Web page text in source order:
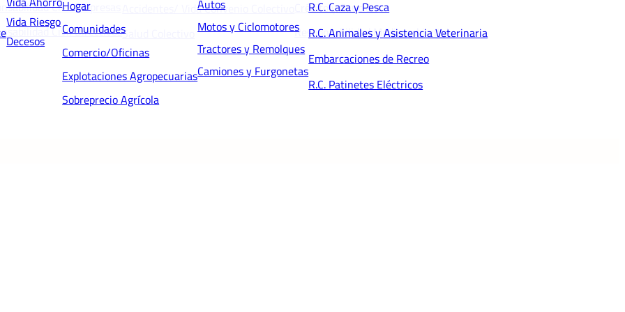
Civil Empresas
Civil Directivos
Accidentes/ Vida Convenio Colectivo
Salud Colectivo
Crédito y Caución
Responsabilidad Medioambiental
Vida Riesgo
Decesos
Hogar
Comunidades
Comercio/Oficinas
Explotaciones Agropecuarias
Sobreprecio Agrícola
Autos
Motos y Ciclomotores
Tractores y Remolques
Camiones y Furgonetas
R.C. Caza y Pesca
R.C. Animales y Asistencia Veterinaria
Embarcaciones de Recreo
R.C. Patinetes Eléctricos